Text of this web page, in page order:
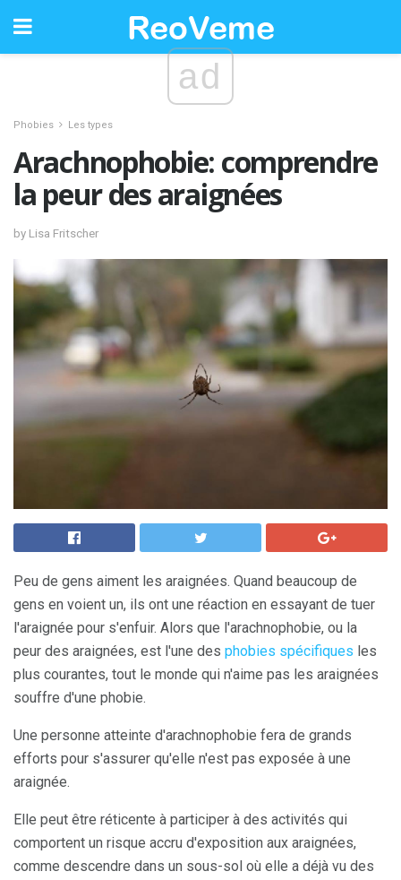
ad
Phobies Les types
Arachnophobie: comprendre
la peur des araignées
by Lisa Fritscher
Peu de gens aiment les araignées. Quand beaucoup de
gens en voient un, ils ont une réaction en essayant de tuer
l'araignée pour s'enfuir. Alors que l'arachnophobie, ou la
peur des araignées, est l'une des phobies spécifiques les
plus courantes, tout le monde qui n'aime pas les araignées
souffre d'une phobie.
Une personne atteinte d'arachnophobie fera de grands
efforts pour s'assurer qu'elle n'est pas exposée à une
araignée.
Elle peut être réticente à participer à des activités qui
comportent un risque accru d'exposition aux araignées,
comme descendre dans un sous-sol où elle a déjà vu des